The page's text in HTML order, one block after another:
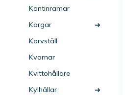
Kantinramar
Korgar
Korvställ
Kvarnar
Kvittohållare
Kylhällar